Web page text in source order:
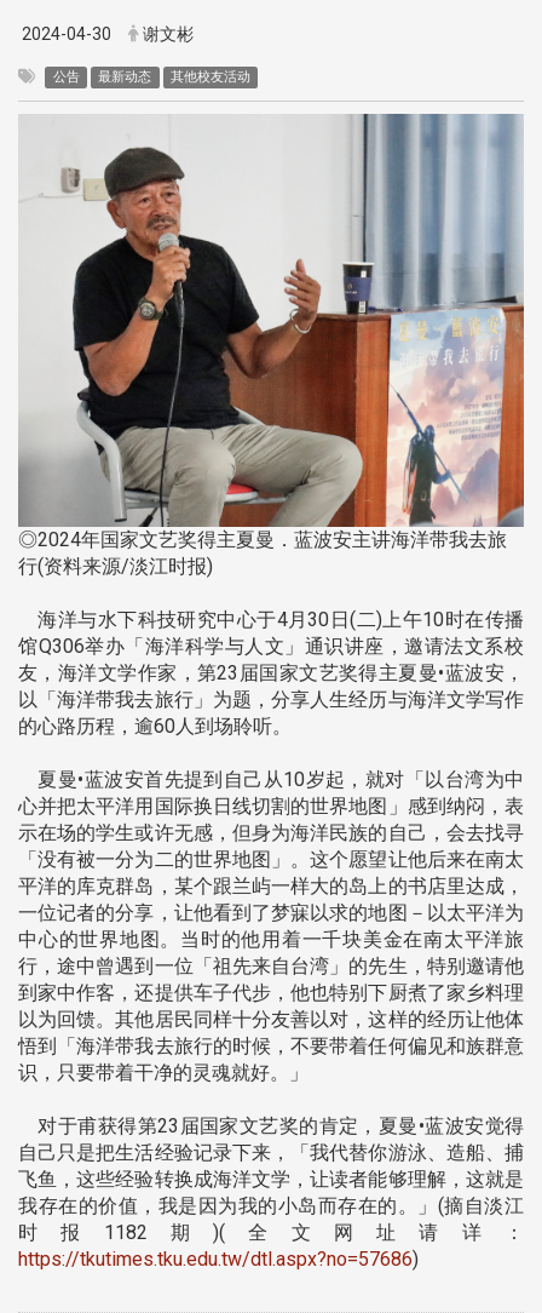
2024-04-30 谢文彬
公告 最新动态 其他校友活动
◎2024年国家文艺奖得主夏曼．蓝波安主讲海洋带我去旅
行(资料来源/淡江时报)
海洋与水下科技研究中心于4月30日(二)上午10时在传播
馆Q306举办「海洋科学与人文」通识讲座，邀请法文系校
友，海洋文学作家，第23届国家文艺奖得主夏曼•蓝波安，
以「海洋带我去旅行」为题，分享人生经历与海洋文学写作
的心路历程，逾60人到场聆听。
夏曼•蓝波安首先提到自己从10岁起，就对「以台湾为中
心并把太平洋用国际换日线切割的世界地图」感到纳闷，表
示在场的学生或许无感，但身为海洋民族的自己，会去找寻
「没有被一分为二的世界地图」。这个愿望让他后来在南太
平洋的库克群岛，某个跟兰屿一样大的岛上的书店里达成，
一位记者的分享，让他看到了梦寐以求的地图－以太平洋为
中心的世界地图。当时的他用着一千块美金在南太平洋旅
行，途中曾遇到一位「祖先来自台湾」的先生，特别邀请他
到家中作客，还提供车子代步，他也特别下厨煮了家乡料理
以为回馈。其他居民同样十分友善以对，这样的经历让他体
悟到「海洋带我去旅行的时候，不要带着任何偏见和族群意
识，只要带着干净的灵魂就好。」
对于甫获得第23届国家文艺奖的肯定，夏曼•蓝波安觉得
自己只是把生活经验记录下来，「我代替你游泳、造船、捕
飞鱼，这些经验转换成海洋文学，让读者能够理解，这就是
我存在的价值，我是因为我的小岛而存在的。」(摘自淡江
时报1182期)(全文网址请详：
https://tkutimes.tku.edu.tw/dtl.aspx?no=57686)